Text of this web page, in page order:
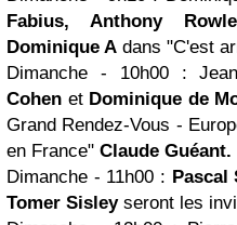
Fabius, Anthony
Dominique A dans "C'est
Dimanche - 10h00
:
Cohen et Dominique de
Grand Rendez-Vous -
en France" Claude Guéant.
Dimanche - 11h00 : Pascal
Tomer Sisleyseront les